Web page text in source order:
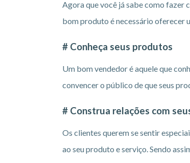
Agora que você já sabe como fazer
bom produto é necessário oferecer
# Conheça seus produtos
Um bom vendedor é aquele que
convencer o público de que seus
# Construa relações com
Os clientes querem se sentir
ao seu produto e serviço. Sendo